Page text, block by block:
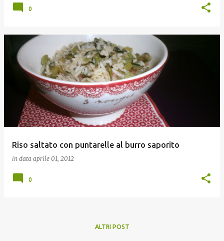
0
Riso saltato con puntarelle al burro saporito
in data aprile 01, 2012
0
ALTRI POST